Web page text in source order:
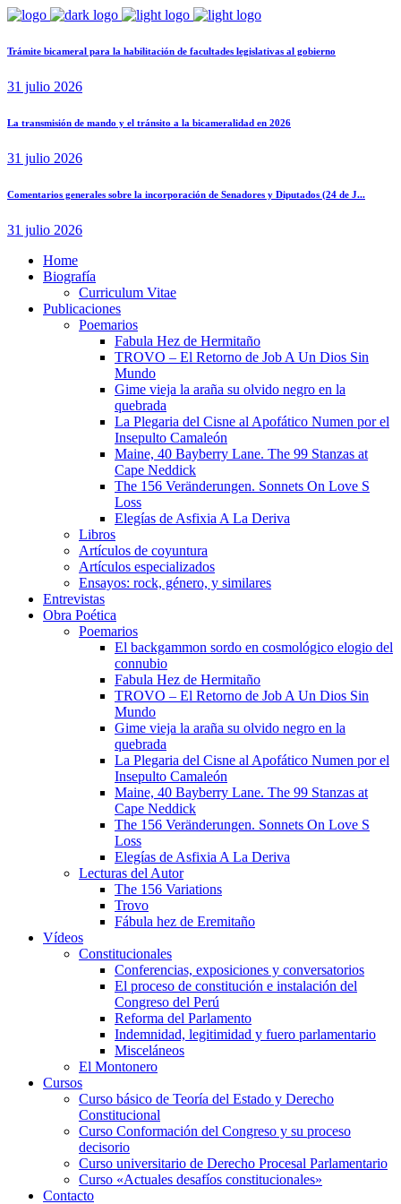
Trámite bicameral para la habilitación de facultades legislativas al gobierno
31 julio 2026
La transmisión de mando y el tránsito a la bicameralidad en 2026
31 julio 2026
Comentarios generales sobre la incorporación de Senadores y Diputados (24 de J...
31 julio 2026
Home
Biografía
Curriculum Vitae​
Publicaciones
Poemarios
Fabula Hez de Hermitaño
TROVO – El Retorno de Job A Un Dios Sin
Mundo
Gime vieja la araña su olvido negro en la
quebrada
La Plegaria del Cisne al Apofático Numen por el
Insepulto Camaleón
Maine, 40 Bayberry Lane. The 99 Stanzas at
Cape Neddick
The 156 Veränderungen. Sonnets On Love S
Loss
Elegías de Asfixia A La Deriva
Libros
Artículos de coyuntura
Artículos especializados
Ensayos: rock, género, y similares
Entrevistas
Obra Poética
Poemarios
El backgammon sordo en cosmológico elogio del
connubio
Fabula Hez de Hermitaño
TROVO – El Retorno de Job A Un Dios Sin
Mundo
Gime vieja la araña su olvido negro en la
quebrada
La Plegaria del Cisne al Apofático Numen por el
Insepulto Camaleón
Maine, 40 Bayberry Lane. The 99 Stanzas at
Cape Neddick
The 156 Veränderungen. Sonnets On Love S
Loss
Elegías de Asfixia A La Deriva
Lecturas del Autor
The 156 Variations
Trovo
Fábula hez de Eremitaño
Vídeos
Constitucionales
Conferencias, exposiciones y conversatorios
El proceso de constitución e instalación del
Congreso del Perú
Reforma del Parlamento
Indemnidad, legitimidad y fuero parlamentario
Misceláneos
El Montonero
Cursos
Curso básico de Teoría del Estado y Derecho
Constitucional
Curso Conformación del Congreso y su proceso
decisorio
Curso universitario de Derecho Procesal Parlamentario
Curso «Actuales desafíos constitucionales»
Contacto